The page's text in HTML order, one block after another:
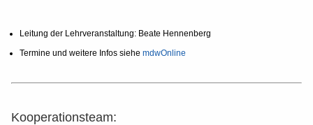
Leitung der Lehrveranstaltung: Beate Hennenberg
Termine und weitere Infos siehe mdwOnline
Kooperationsteam: